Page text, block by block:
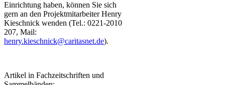
Einrichtung haben, können Sie sich
gern an den Projektmitarbeiter Henry
Kieschnick wenden (Tel.: 0221-2010
207, Mail:
henry.kieschnick@caritasnet.de​).
Artikel in Fachzeitschriften und